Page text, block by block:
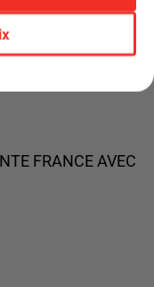
SUR SCÈNE" -
FRANCE AVEC